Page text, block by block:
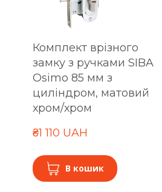
Комплект врізного
замку з ручками SIBA
Osimo 85 мм з
циліндром, матовий
хром/хром
₴1 110 UAH
В кошик